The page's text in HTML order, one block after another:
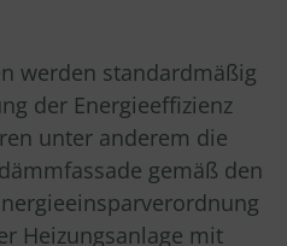
werden standardmäßig
der Energieeffizienz
unter anderem die
gemäß den
Heizungsanlage mit